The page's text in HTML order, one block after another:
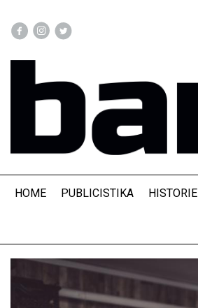
HOME PUBLICISTIKA HISTORIE